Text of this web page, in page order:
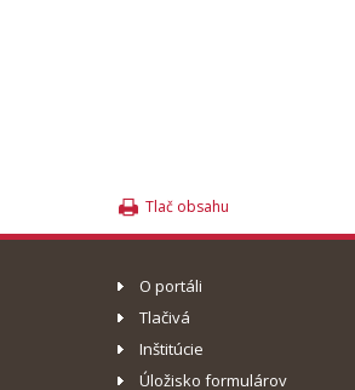
Tlač obsahu
O portáli
Tlačivá
Inštitúcie
Úložisko formulárov